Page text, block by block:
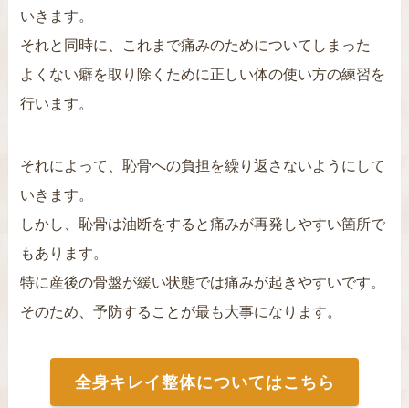
いきます。
それと同時に、これまで痛みのためについてしまった
よくない癖を取り除くために正しい体の使い方の練習を
行います。
それによって、恥骨への負担を繰り返さないようにして
いきます。
しかし、恥骨は油断をすると痛みが再発しやすい箇所で
もあります。
特に産後の骨盤が緩い状態では痛みが起きやすいです。
そのため、予防することが最も大事になります。
全身キレイ整体についてはこちら